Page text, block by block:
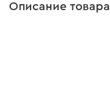
Описание товара